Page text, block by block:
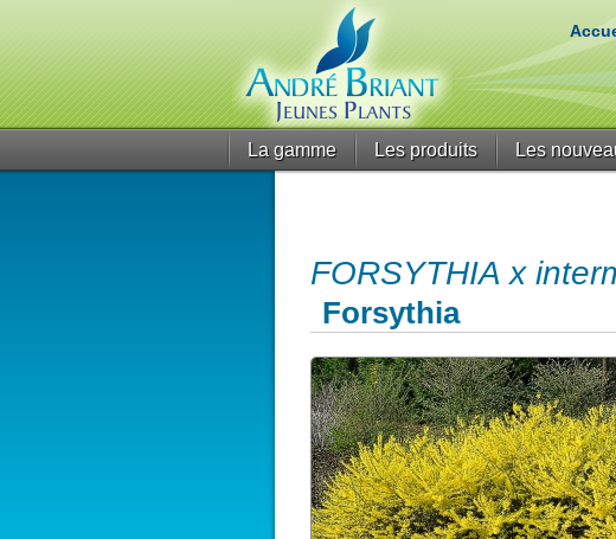
La gamme Les produits Les
FORSYTHIA x
Forsythia